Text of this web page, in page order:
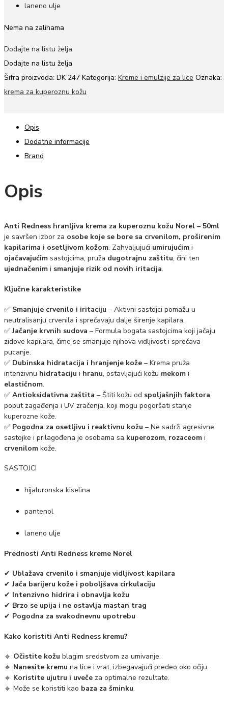
laneno ulje
Nema na zalihama
Dodajte na listu želja
Dodajte na listu želja
Šifra proizvoda: DK 247 Kategorija: Kreme i emulzije za lice Oznaka:
krema za kuperoznu kožu
Opis
Dodatne informacije
Brand
Opis
Anti Redness hranljiva krema za kuperoznu kožu Norel – 50ml
je savršen izbor za osobe koje se bore sa crvenilom, proširenim
kapilarima i osetljivom kožom. Zahvaljujući umirujućim i
ojačavajućim sastojcima, pruža dugotrajnu zaštitu, čini ten
ujednačenim i smanjuje rizik od novih iritacija.
Ključne karakteristike
✅ Smanjuje crvenilo i iritaciju – Aktivni sastojci pomažu u
neutralisanju crvenila i sprečavaju dalje širenje kapilara.
✅Jačanje krvnih sudova – Formula bogata sastojcima koji jačaju
zidove kapilara, čime se smanjuje njihova vidljivost i sprečava
pucanje.
✅ Dubinska hidratacija i hranjenje kože – Krema pruža
intenzivnu hidrataciju i hranu, ostavljajući kožu mekom i
elastičnom.
✅ Antioksidativna zaštita – Štiti kožu od spoljašnjih faktora,
poput zagađenja i UV zračenja, koji mogu pogoršati stanje
kuperozne kože.
✅ Pogodna za osetljivu i reaktivnu kožu – Ne sadrži agresivne
sastojke i prilagođena je osobama sa kuperozom, rozaceom i
crvenilom kože.
SASTOJCI
hijaluronska kiselina
pantenol
laneno ulje
Prednosti Anti Redness kreme Norel
✔ Ublažava crvenilo i smanjuje vidljivost kapilara
✔Jača barijeru kože i poboljšava cirkulaciju
✔ Intenzivno hidrira i obnavlja kožu
✔ Brzo se upija i ne ostavlja mastan trag
✔ Pogodna za svakodnevnu upotrebu
Kako koristiti Anti Redness kremu?
🔹 Očistite kožu blagim sredstvom za umivanje.
🔹 Nanesite kremu na lice i vrat, izbegavajući predeo oko očiju.
🔹 Koristite ujutru i uveče za optimalne rezultate.
🔹 Može se koristiti kao baza za šminku.